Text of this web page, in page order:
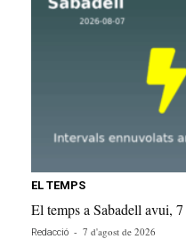
EL TEMPS
El temps a Sabadell avui,
Redacció - 7 d'agost de 2026